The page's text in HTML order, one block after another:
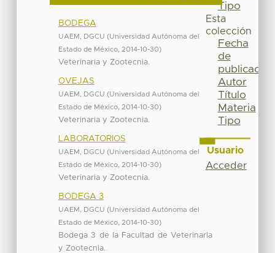
BODEGA
UAEM, DGCU (Universidad Autónoma del
Estado de México, 2014-10-30)
Veterinaria y Zootecnia.
OVEJAS
UAEM, DGCU (Universidad Autónoma del
Estado de México, 2014-10-30)
Veterinaria y Zootecnia.
LABORATORIOS
UAEM, DGCU (Universidad Autónoma del
Estado de México, 2014-10-30)
Veterinaria y Zootecnia.
BODEGA 3
UAEM, DGCU (Universidad Autónoma del
Estado de México, 2014-10-30)
Bodega 3 de la Facultad de Veterinaria
y Zootecnia.
Tipo
Esta
colección
Fecha
de
publicación
Autor
Título
Materia
Tipo
Usuario
Acceder